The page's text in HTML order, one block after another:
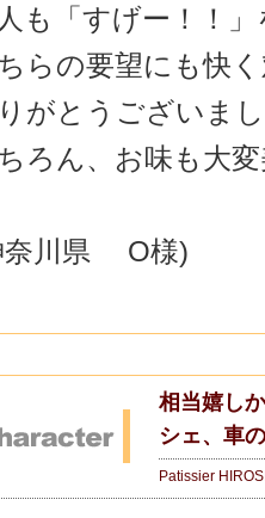
も「すげー！！
らの要望にも快
がとうございま
ろん、お味も大
奈川県 O様)
相当嬉し
シェ、車
Patissier